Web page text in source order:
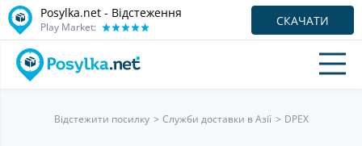
Posylka.net - Відстеження
Play Market: СКАЧАТИ
Відстежити посилку Служби доставки в Азії DPEX